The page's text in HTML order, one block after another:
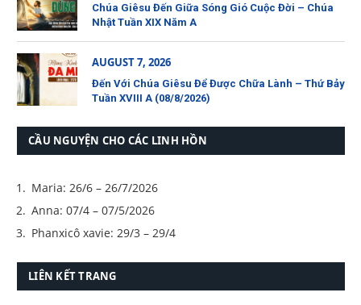
Chúa Giêsu Đến Giữa Sóng Gió Cuộc Đời – Chúa
Nhật Tuần XIX Năm A
AUGUST 7, 2026
Đến Với Chúa Giêsu Để Được Chữa Lành – Thứ Bảy
Tuần XVIII A (08/8/2026)
CẦU NGUYỆN CHO CÁC LINH HỒN
Maria: 26/6 – 26/7/2026
Anna: 07/4 – 07/5/2026
Phanxicô xavie: 29/3 – 29/4
LIÊN KẾT TRANG